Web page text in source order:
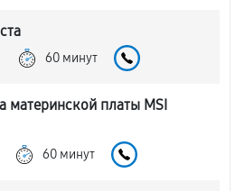
60 минут
материнской платы MSI
60 минут